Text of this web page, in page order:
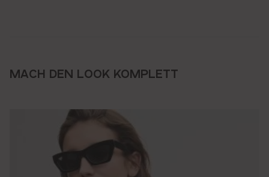
MACH DEN LOOK KOMPLETT